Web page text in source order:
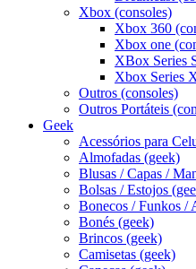
Xbox (consoles)
Xbox 360
Xbox one
XBox Series
Xbox Series
Outros (consoles)
Outros Portáteis
Geek
Acessórios para
Almofadas (geek)
Blusas / Capas /
Bolsas / Estojos
Bonecos / Funkos /
Bonés (geek)
Brincos (geek)
Camisetas (geek)